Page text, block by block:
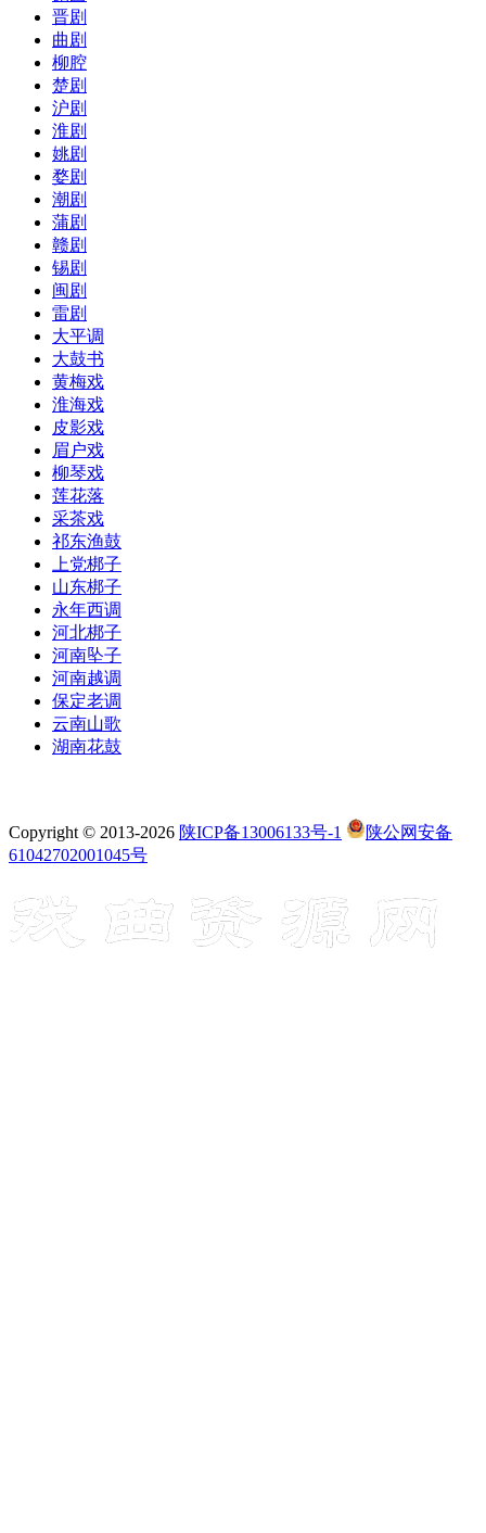
晋剧
曲剧
柳腔
楚剧
沪剧
淮剧
姚剧
婺剧
潮剧
蒲剧
赣剧
锡剧
闽剧
雷剧
大平调
大鼓书
黄梅戏
淮海戏
皮影戏
眉户戏
柳琴戏
莲花落
采茶戏
祁东渔鼓
上党梆子
山东梆子
永年西调
河北梆子
河南坠子
河南越调
保定老调
云南山歌
湖南花鼓
Copyright © 2013-2026 陕ICP备13006133号-1
陕公网安备
61042702001045号